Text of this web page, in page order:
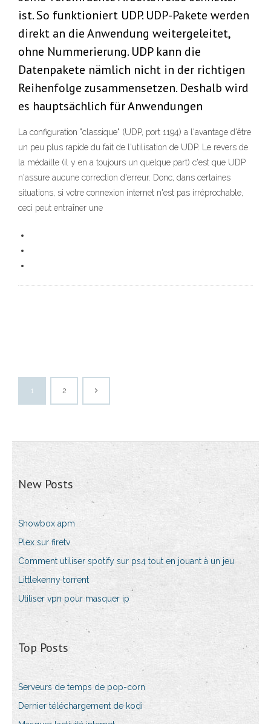
ist. So funktioniert UDP. UDP-Pakete werden
direkt an die Anwendung weitergeleitet,
ohne Nummerierung. UDP kann die
Datenpakete nämlich nicht in der richtigen
Reihenfolge zusammensetzen. Deshalb wird
es hauptsächlich für Anwendungen
La configuration "classique" (UDP, port 1194) a l'avantage d'être
un peu plus rapide du fait de l'utilisation de UDP. Le revers de
la médaille (il y en a toujours un quelque part) c'est que UDP
n'assure aucune correction d'erreur. Donc, dans certaines
situations, si votre connexion internet n'est pas irréprochable,
ceci peut entraîner une
1 2
New Posts
Showbox apm
Plex sur firetv
Comment utiliser spotify sur ps4 tout en jouant à un jeu
Littlekenny torrent
Utiliser vpn pour masquer ip
Top Posts
Serveurs de temps de pop-corn
Dernier téléchargement de kodi